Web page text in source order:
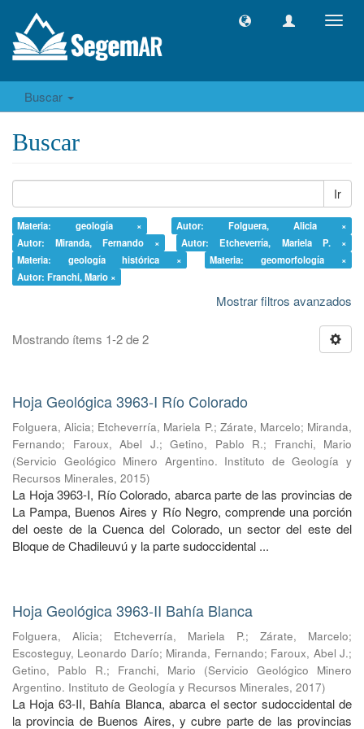
Buscar
Buscar
Ir
Materia: geología ×
Autor: Folguera, Alicia ×
Autor: Miranda, Fernando ×
Autor: Etcheverría, Mariela P. ×
Materia: geología histórica ×
Materia: geomorfología ×
Autor: Franchi, Mario ×
Mostrar filtros avanzados
Mostrando ítems 1-2 de 2
Hoja Geológica 3963-I Río Colorado
Folguera, Alicia; Etcheverría, Mariela P.; Zárate, Marcelo; Miranda,
Fernando; Faroux, Abel J.; Getino, Pablo R.; Franchi, Mario
(Servicio Geológico Minero Argentino. Instituto de Geología y
Recursos Minerales, 2015)
La Hoja 3963-I, Río Colorado, abarca parte de las provincias de
La Pampa, Buenos Aires y Río Negro, comprende una porción
del oeste de la Cuenca del Colorado, un sector del este del
Bloque de Chadileuvú y la parte sudoccidental ...
Hoja Geológica 3963-II Bahía Blanca
Folguera, Alicia; Etcheverría, Mariela P.; Zárate, Marcelo;
Escosteguy, Leonardo Darío; Miranda, Fernando; Faroux, Abel J.;
Getino, Pablo R.; Franchi, Mario (Servicio Geológico Minero
Argentino. Instituto de Geología y Recursos Minerales, 2017)
La Hoja 63-II, Bahía Blanca, abarca el sector sudoccidental de
la provincia de Buenos Aires, y cubre parte de las provincias